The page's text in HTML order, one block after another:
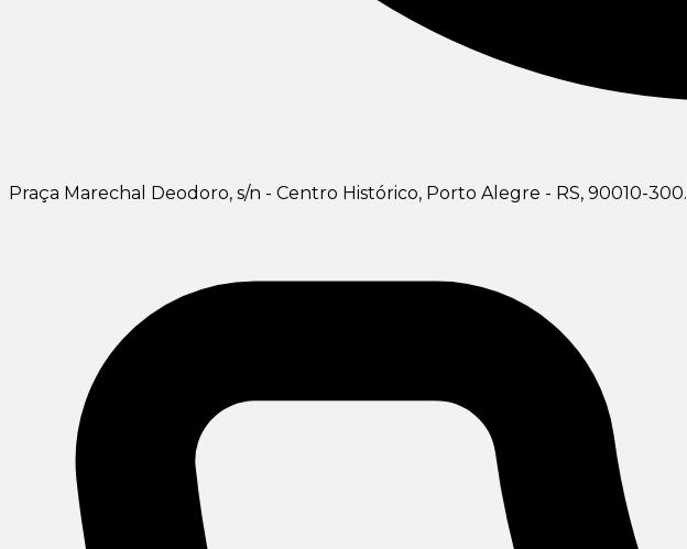
Praça Marechal Deodoro, s/n - Centro Histórico, Porto Alegre - RS, 90010-300.